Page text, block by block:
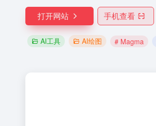
打开网站 手机查看
AI工具 AI绘图 # Magma